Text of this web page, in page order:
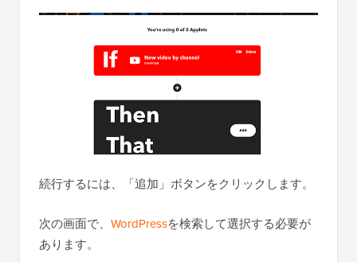
続行するには、「追加」ボタンをクリックします。
次の画面で、 WordPressを検索して選択する必要が
あります。